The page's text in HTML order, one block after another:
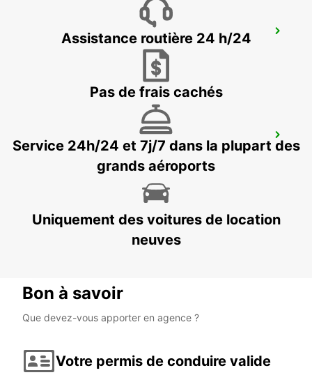
TORREMOLINOS
TORREMOLINOS - SPAIN
MALAGA GARE CENTRALE
MALAGA - SPAIN
Assistance routière 24 h/24
Pas de frais cachés
Service 24h/24 et 7j/7 dans la plupart des
grands aéroports
Uniquement des voitures de location
neuves
Bon à savoir
Que devez-vous apporter en agence ?
Votre permis de conduire valide